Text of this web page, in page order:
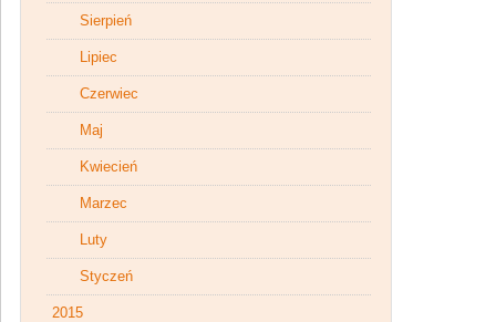
Sierpień
Lipiec
Czerwiec
Maj
Kwiecień
Marzec
Luty
Styczeń
2015